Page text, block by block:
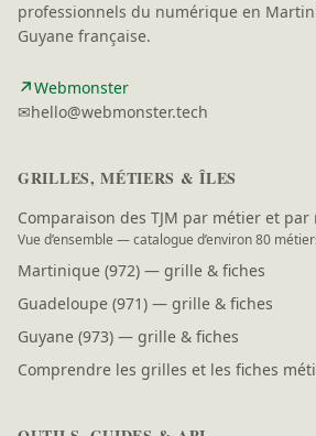
professionnels du numérique en
Guyane française.
↗Webmonster(nouvelle fenêtre)
✉hello@webmonster.tech
GRILLES, MÉTIERS & ÎLES
Comparaison des TJM par métier et par
Vue d’ensemble — catalogue d’environ 80
Martinique (972) — grille & fiches
Guadeloupe (971) — grille & fiches
Guyane (973) — grille & fiches
Comprendre les grilles et les fiches